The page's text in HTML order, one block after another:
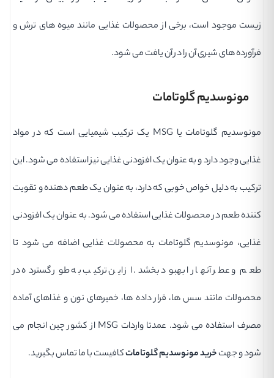
زیست موجود است، برخی از محصولات غذایی مانند میوه های ترش و
فرآورده های شیری آن را در آن یافت می شود.
مونوسدیم گلوتامات
مونوسدیم گلوتامات یا MSG یک ترکیب شیمیایی است که در مواد
غذایی وجود دارد و به عنوان یک افزودنی غذایی نیز استفاده می شود. این
ترکیب به دلیل خواص خوبی که دارد، به عنوان یک طعم دهنده و تقویت
کننده طعم در محصولات غذایی استفاده می شود. به عنوان یک افزودنی
غذایی، مونوسدیم گلوتامات به محصولات غذایی اضافه می شود تا
طعم و عطر آنها را بهبود بخشد. از این ترکیب به طور گسترده در
محصولات مانند سس ها، قرار داده ها، خمیرهای نون و غذاهای آماده
مصرف استفاده می شود. عمدتا واردات MSG از کشور چین انجام می
شود و جهتخرید مونوسدیم گلوتاماتکافیست با ما تماس بگیرید.